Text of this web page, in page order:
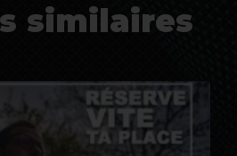
similaires